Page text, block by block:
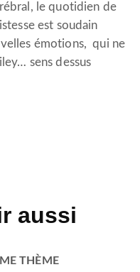
le quotidien de
est soudain
émotions, qui ne
sens dessus
aussi
THÈME